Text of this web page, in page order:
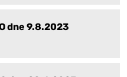
dne 9.8.2023